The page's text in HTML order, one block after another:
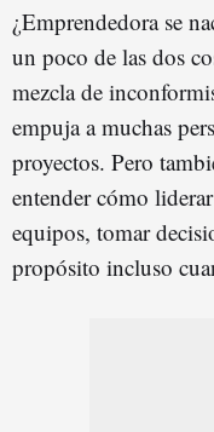
¿Emprendedora se
un poco de las dos
mezcla de
empuja a muchas
proyectos. Pero
entender cómo
equipos, tomar
propósito incluso